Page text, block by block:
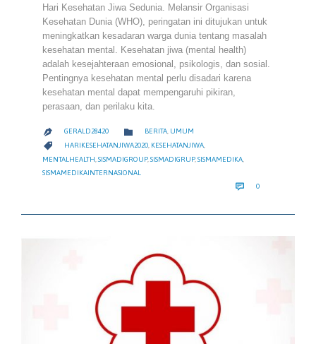
Hari Kesehatan Jiwa Sedunia. Melansir Organisasi
Kesehatan Dunia (WHO), peringatan ini ditujukan untuk
meningkatkan kesadaran warga dunia tentang masalah
kesehatan mental. Kesehatan jiwa (mental health)
adalah kesejahteraan emosional, psikologis, dan sosial.
Pentingnya kesehatan mental perlu disadari karena
kesehatan mental dapat mempengaruhi pikiran,
perasaan, dan perilaku kita.
 GERALD28420  CATEGORY
BERITA, UMUM
 CATEGORY
HARIKESEHATANJIWA2020, KESEHATANJIWA,
MENTALHEALTH SISMADIGROUP, SISMADIGRUP, SISMAMEDIKA
SISMAMEDIKAINTERNASIONAL
 0